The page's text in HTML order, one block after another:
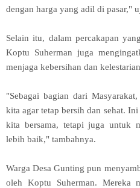
dengan harga yang adil di pasar,"
Selain itu, dalam percakapan
Koptu Suherman juga
menjaga kebersihan dan
"Sebagai bagian dari
kita agar tetap bersih dan sehat.
kita bersama, tetapi juga untuk
lebih baik," tambahnya.
Warga Desa Gunting pun
oleh Koptu Suherman. Mereka